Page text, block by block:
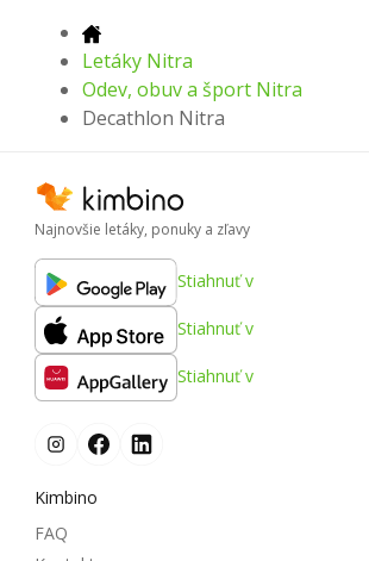
Letáky Nitra
Odev, obuv a šport Nitra
Decathlon Nitra
Najnovšie letáky, ponuky a zľavy
Stiahnuť v
Stiahnuť v
Stiahnuť v
Kimbino
FAQ